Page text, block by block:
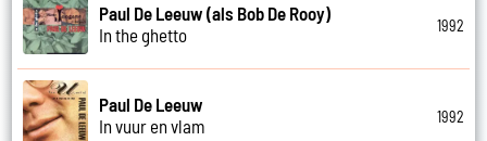
Paul De Leeuw (als Bob De Rooy)
In the ghetto
1992
Paul De Leeuw
In vuur en vlam
1992